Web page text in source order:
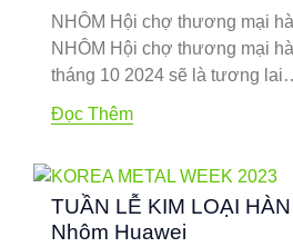
NHÔM Hội chợ thương mại
NHÔM Hội chợ thương mại
tháng 10 2024 sẽ là tương
Đọc Thêm
TUẦN LỄ KIM LOẠI
Nhôm Huawei